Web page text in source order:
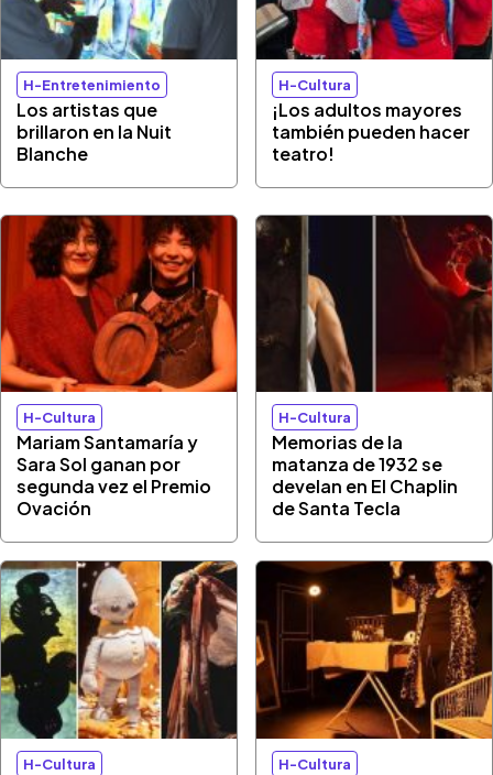
H-Entretenimiento
Los artistas que
brillaron en la Nuit
Blanche
H-Cultura
¡Los adultos mayores
también pueden hacer
teatro!
H-Cultura
Mariam Santamaría y
Sara Sol ganan por
segunda vez el Premio
Ovación
H-Cultura
Memorias de la
matanza de 1932 se
develan en El Chaplin
de Santa Tecla
H-Cultura H-Cultura